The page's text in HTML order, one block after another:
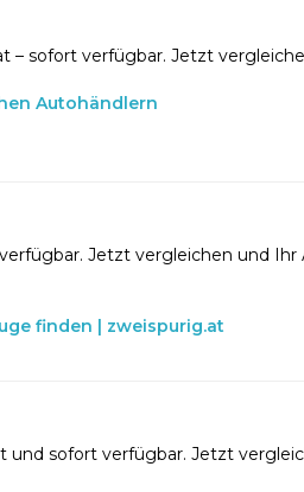
– sofort verfügbar. Jetzt
Autohändlern
Jetzt vergleichen und Ihr
finden | zweispurig.at
und sofort verfügbar. Jetzt